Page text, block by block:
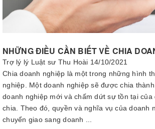
NHỮNG ĐIỀU CẦN BIẾT VỀ CHIA
Trợ lý lý Luật sư Thu Hoài 14/10/2021
Chia doanh nghiệp là một trong những hình
nghiệp. Một doanh nghiệp sẽ được chia
doanh nghiệp mới và chấm dứt sự tồn tại của
chia. Theo đó, quyền và nghĩa vụ của doanh
chuyển giao sang doanh ...